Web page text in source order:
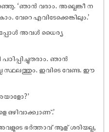
‘ഞാൻ വരാം. അല്ലെങ്കീ ന
വേറെ എവിടേക്കെങ്കിലും.’
അവൾ ധൈര്യ
പഠിപ്പിച്ചുതരാം. ഞാൻ
സ്ഥലത്തും. ഇവിടെ വേണ്ട. ഈ
ഒഴിവാക്ക്വാണ്.’
ഭർത്താവ് ആള് ശരിയല്ല,